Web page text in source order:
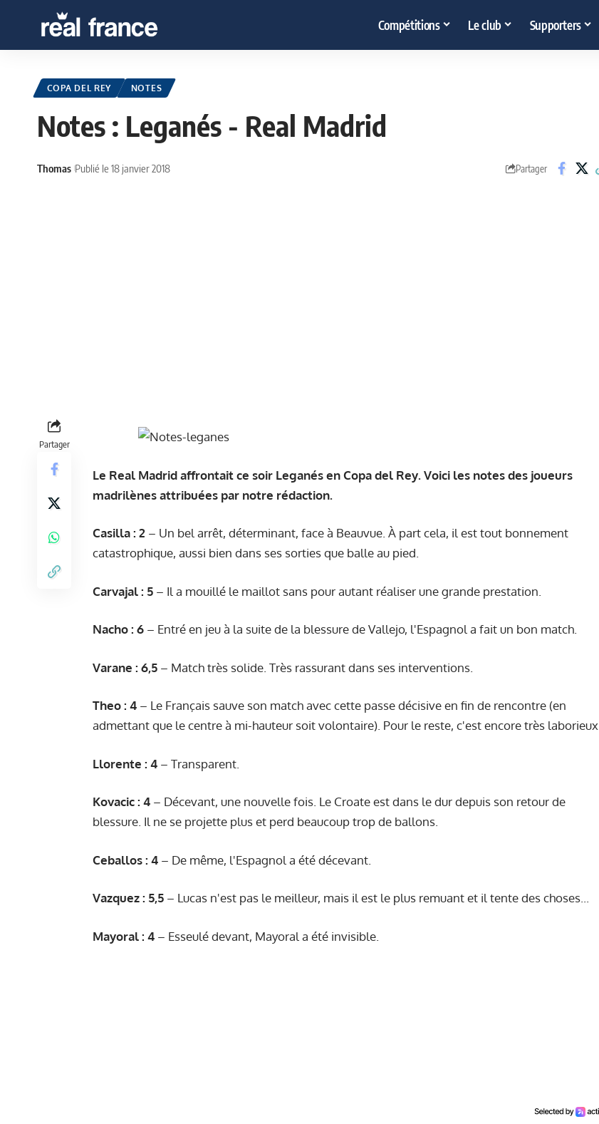
Compétitions Le club Supporters
COPA DEL REY NOTES
Notes : Leganés - Real Madrid
Thomas Publié le 18 janvier 2018 Partager
Partager
Le Real Madrid affrontait ce soir Leganés en Copa del Rey. Voici les notes des joueurs
madrilènes attribuées par notre rédaction.
Casilla : 2 – Un bel arrêt, déterminant, face à Beauvue. À part cela, il est tout bonnement
catastrophique, aussi bien dans ses sorties que balle au pied.
Carvajal : 5 – Il a mouillé le maillot sans pour autant réaliser une grande prestation.
Nacho : 6 – Entré en jeu à la suite de la blessure de Vallejo, l'Espagnol a fait un bon match.
Varane : 6,5 – Match très solide. Très rassurant dans ses interventions.
Theo : 4 – Le Français sauve son match avec cette passe décisive en fin de rencontre (en
admettant que le centre à mi-hauteur soit volontaire). Pour le reste, c'est encore très laborieux.
Llorente : 4 – Transparent.
Kovacic : 4 – Décevant, une nouvelle fois. Le Croate est dans le dur depuis son retour de
blessure. Il ne se projette plus et perd beaucoup trop de ballons.
Ceballos : 4 – De même, l'Espagnol a été décevant.
Vazquez : 5,5 – Lucas n'est pas le meilleur, mais il est le plus remuant et il tente des choses...
Mayoral : 4 – Esseulé devant, Mayoral a été invisible.